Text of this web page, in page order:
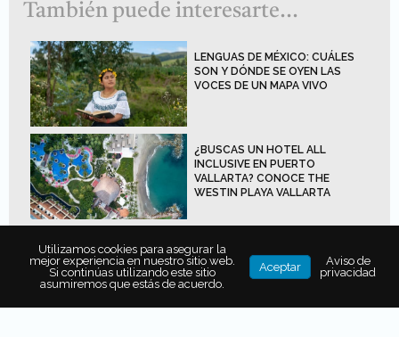
También puede interesarte...
LENGUAS DE MÉXICO: CUÁLES
SON Y DÓNDE SE OYEN LAS
VOCES DE UN MAPA VIVO
¿BUSCAS UN HOTEL ALL
INCLUSIVE EN PUERTO
VALLARTA? CONOCE THE
WESTIN PLAYA VALLARTA
LAS 7 MEJORES ISLAS
EUROPEAS PARA PRACTICAR
DEPORTES ACUÁTICOS
Utilizamos cookies para asegurar la
mejor experiencia en nuestro sitio web.
Si continúas utilizando este sitio
asumiremos que estás de acuerdo.
Aceptar
Aviso de
privacidad